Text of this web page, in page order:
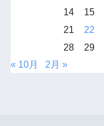
14
15
21
22
28
29
« 10月
2月 »